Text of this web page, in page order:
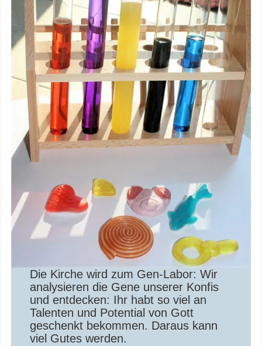
Die Kirche wird zum Gen-Labor: Wir
analysieren die Gene unserer Konfis
und entdecken: Ihr habt so viel an
Talenten und Potential von Gott
geschenkt bekommen. Daraus kann
viel Gutes werden.